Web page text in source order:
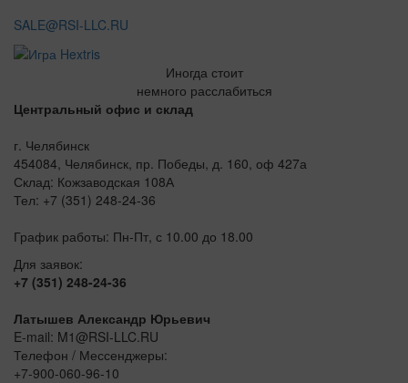
SALE@RSI-LLC.RU
Иногда стоит
немного расслабиться
Центральный офис и склад
г. Челябинск
454084, Челябинск, пр. Победы, д. 160, оф 427а
Склад: Кожзаводская 108А
Тел: +7 (351) 248-24-36
График работы: Пн-Пт, с 10.00 до 18.00
Для заявок:
+7 (351) 248-24-36
Латышев Александр Юрьевич
E-mail: M1@RSI-LLC.RU
Телефон / Мессенджеры:
+7-900-060-96-10